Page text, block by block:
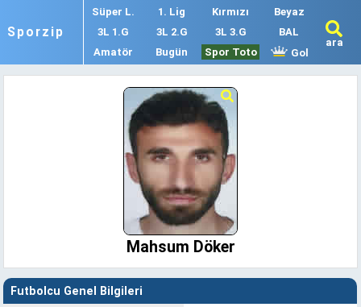
Sporzip
Süper L. 1. Lig Kırmızı
Beyaz
3L 1.G
3L 2.G 3L 3.G
BAL
Amatör
Bugün Spor Toto Gol
ara
Mahsum Döker
Futbolcu Genel Bilgileri